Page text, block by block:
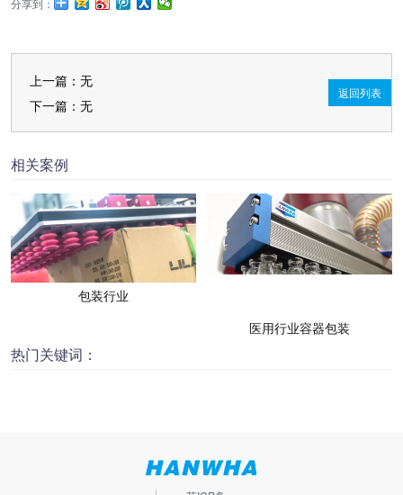
上一篇：无
下一篇：无
返回列表
相关案例
包装行业
医用行业容器包装
热门关键词：